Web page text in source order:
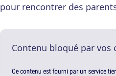
pour rencontrer des
Contenu bloqué par vos
Ce contenu est fourni par un service